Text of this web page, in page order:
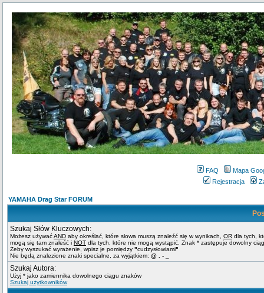
FAQ
Mapa
Rejestracja
YAMAHA Drag Star FORUM
Szukaj Słów Kluczowych:
Możesz używaćAND aby określać, które słowa muszą znaleźć się w wynikach, OR dla tych,
mogą się tam znaleść i NOT dla tych, które nie mogą wystąpić. Znak * zastępuje dowolny
Żeby wyszukać wyrażenie, wpisz je pomiędzy "cudzysłowiami"
Nie będą znalezione znaki specialne, za wyjątkiem: @ . - _
Szukaj Autora:
Użyj * jako zamiennika dowolnego ciągu znaków
Szukaj użytkowników